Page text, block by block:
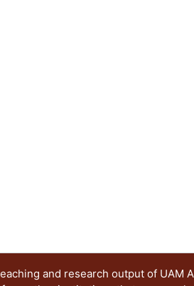
and research output of UAM